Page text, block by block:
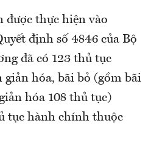
được thực hiện vào
định số 4846 của Bộ
đã có 123 thủ tục
hóa, bãi bỏ (gồm bãi
hóa 108 thủ tục)
tục hành chính thuộc